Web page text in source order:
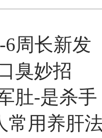
周长新发
臭妙招
肚-是杀手
常用养肝